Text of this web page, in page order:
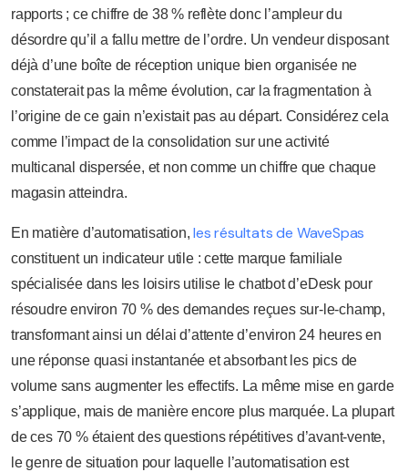
rapports ; ce chiffre de 38 % reflète donc l’ampleur du
désordre qu’il a fallu mettre de l’ordre. Un vendeur disposant
déjà d’une boîte de réception unique bien organisée ne
constaterait pas la même évolution, car la fragmentation à
l’origine de ce gain n’existait pas au départ. Considérez cela
comme l’impact de la consolidation sur une activité
multicanal dispersée, et non comme un chiffre que chaque
magasin atteindra.
En matière d’automatisation, les résultats de WaveSpas
constituent un indicateur utile : cette marque familiale
spécialisée dans les loisirs utilise le chatbot d’eDesk pour
résoudre environ 70 % des demandes reçues sur-le-champ,
transformant ainsi un délai d’attente d’environ 24 heures en
une réponse quasi instantanée et absorbant les pics de
volume sans augmenter les effectifs. La même mise en garde
s’applique, mais de manière encore plus marquée. La plupart
de ces 70 % étaient des questions répétitives d’avant-vente,
le genre de situation pour laquelle l’automatisation est